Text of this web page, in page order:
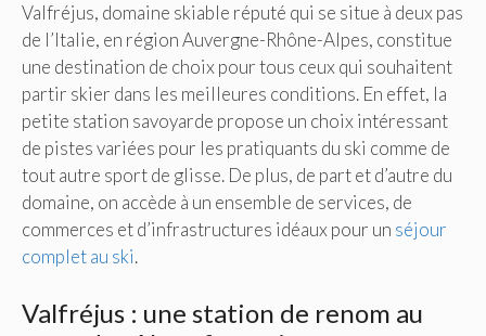
Valfréjus, domaine skiable réputé qui se situe à deux pas
de l’Italie, en région Auvergne-Rhône-Alpes, constitue
une destination de choix pour tous ceux qui souhaitent
partir skier dans les meilleures conditions. En effet, la
petite station savoyarde propose un choix intéressant
de pistes variées pour les pratiquants du ski comme de
tout autre sport de glisse. De plus, de part et d’autre du
domaine, on accède à un ensemble de services, de
commerces et d’infrastructures idéaux pour un séjour
complet au ski.
Valfréjus : une station de renom au